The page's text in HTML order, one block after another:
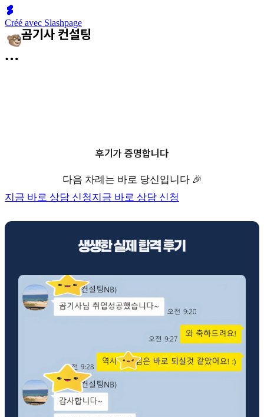
Créé avec Slashpage
후기가 증명합니다
다음 차례는 바로 당신입니다 🎉
지금 바로 상담 신청지금 바로 상담 신청